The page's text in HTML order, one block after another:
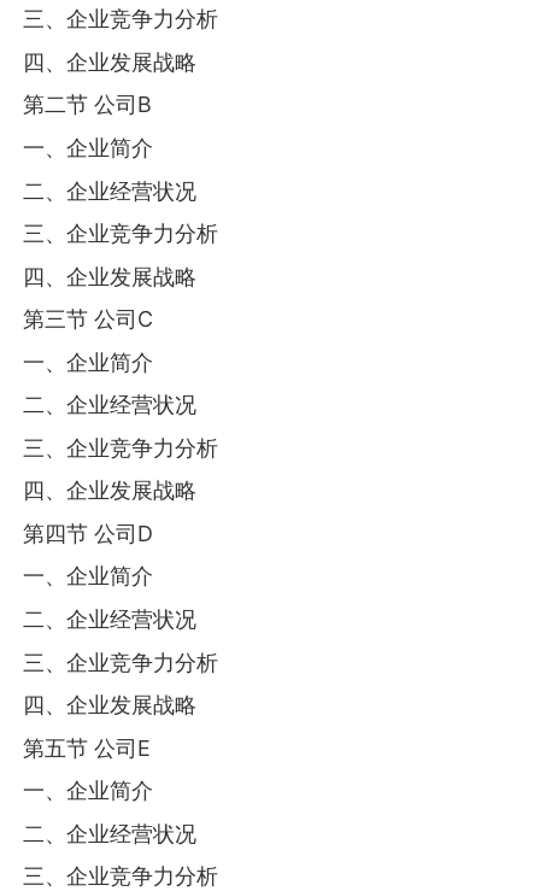
三、企业竞争力分析
四、企业发展战略
第二节 公司B
一、企业简介
二、企业经营状况
三、企业竞争力分析
四、企业发展战略
第三节 公司C
一、企业简介
二、企业经营状况
三、企业竞争力分析
四、企业发展战略
第四节 公司D
一、企业简介
二、企业经营状况
三、企业竞争力分析
四、企业发展战略
第五节 公司E
一、企业简介
二、企业经营状况
三、企业竞争力分析